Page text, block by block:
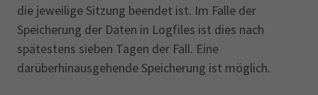
die jeweilige Sitzung beendet ist. Im Falle der
Speicherung der Daten in Logfiles ist dies nach
spätestens sieben Tagen der Fall. Eine
darüberhinausgehende Speicherung ist möglich.